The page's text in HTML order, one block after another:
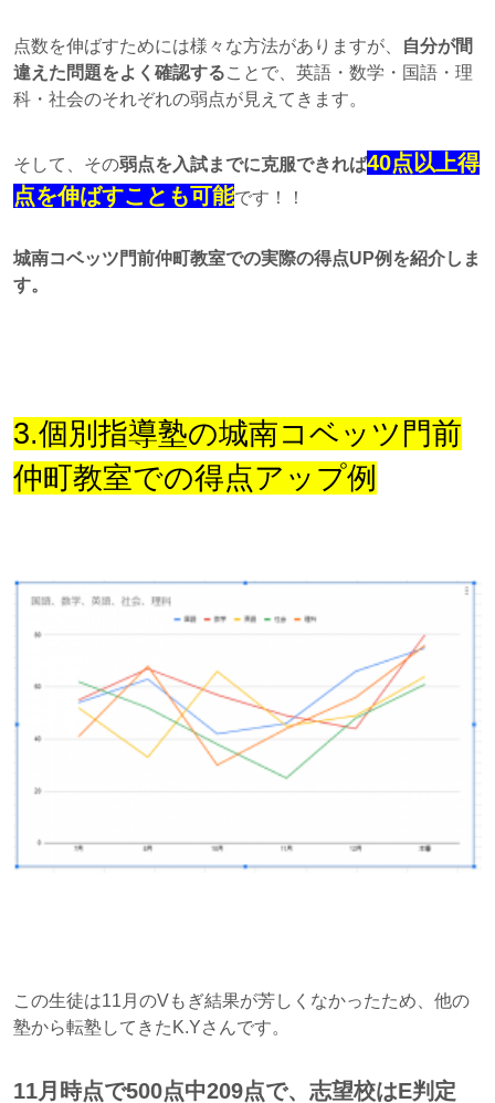
点数を伸ばすためには様々な方法がありますが、
自分が間
違えた問題をよく確認することで、英語・数学・国語・理
科・社会のそれぞれの弱点が見えてきます。
そして、その弱点を入試までに克服できれば40点以上得
点を伸ばすことも可能です！！
城南コベッツ門前仲町教室での実際の得点UP例を紹介しま
す。
3.個別指導塾の城南コベッツ門前
仲町教室での得点アップ例
この生徒は11月のVもぎ結果が芳しくなかったため、他の
塾から転塾してきたK.Yさんです。
11月時点で500点中209点で、志望校はE判定